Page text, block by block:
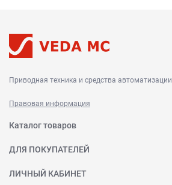
Приводная техника и средства автоматизации
Правовая информация
Каталог товаров
ДЛЯ ПОКУПАТЕЛЕЙ
ЛИЧНЫЙ КАБИНЕТ